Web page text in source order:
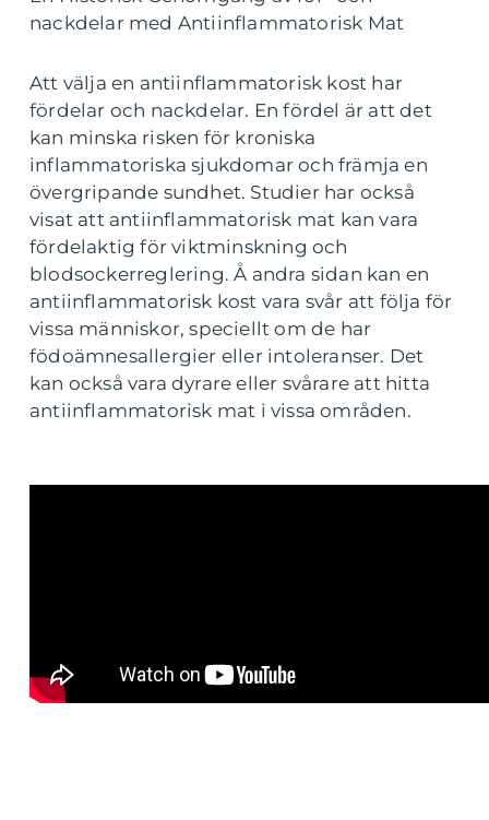
nackdelar med Antiinflammatorisk Mat
Att välja en antiinflammatorisk kost har
fördelar och nackdelar. En fördel är att det
kan minska risken för kroniska
inflammatoriska sjukdomar och främja en
övergripande sundhet. Studier har också
visat att antiinflammatorisk mat kan vara
fördelaktig för viktminskning och
blodsockerreglering. Å andra sidan kan en
antiinflammatorisk kost vara svår att följa för
vissa människor, speciellt om de har
födoämnesallergier eller intoleranser. Det
kan också vara dyrare eller svårare att hitta
antiinflammatorisk mat i vissa områden.